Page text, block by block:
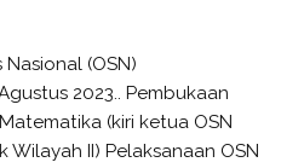
(OSN)
2023.. Pembukaan
(kiri ketua OSN
Wilayah II) Pelaksanaan OSN